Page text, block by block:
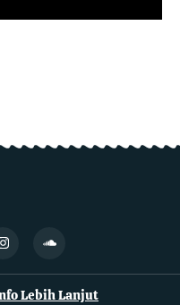
Lebih Lanjut